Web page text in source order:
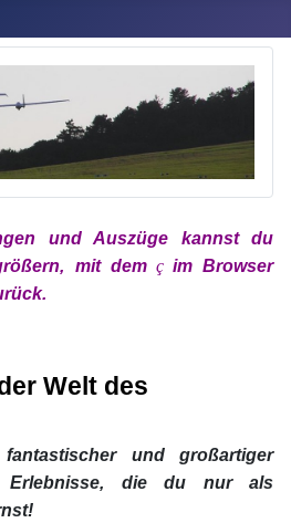
und Auszüge kannst du
mit demx çx im Browser
Welt des
und großartiger
Erlebnisse, die du nur als